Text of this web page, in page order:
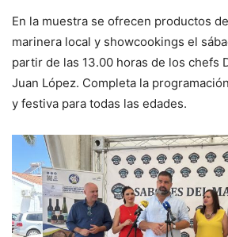
En la muestra se ofrecen productos
marinera local y showcookings el
partir de las 13.00 horas de los chefs
Juan López. Completa la
y festiva para todas las edades.